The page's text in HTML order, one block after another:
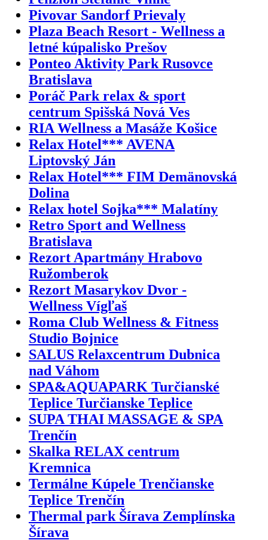
Pivovar Sandorf Prievaly
Plaza Beach Resort - Wellness a
letné kúpalisko Prešov
Ponteo Aktivity Park Rusovce
Bratislava
Poráč Park relax & sport
centrum Spišská Nová Ves
RIA Wellness a Masáže Košice
Relax Hotel*** AVENA
Liptovský Ján
Relax Hotel*** FIM Demänovská
Dolina
Relax hotel Sojka*** Malatíny
Retro Sport and Wellness
Bratislava
Rezort Apartmány Hrabovo
Ružomberok
Rezort Masarykov Dvor -
Wellness Vígľaš
Roma Club Wellness & Fitness
Studio Bojnice
SALUS Relaxcentrum Dubnica
nad Váhom
SPA&AQUAPARK Turčianské
Teplice Turčianske Teplice
SUPA THAI MASSAGE & SPA
Trenčín
Skalka RELAX centrum
Kremnica
Termálne Kúpele Trenčianske
Teplice Trenčín
Thermal park Šírava Zemplínska
Šírava